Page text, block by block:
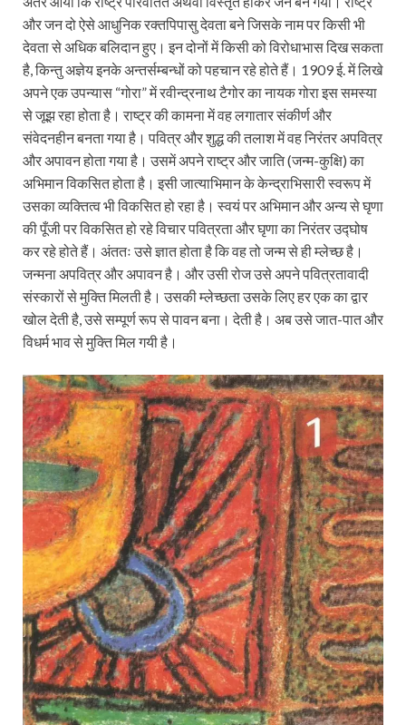
और जन दो ऐसे आधुनिक रक्तपिपासु देवता बने जिसके नाम पर किसी भी
देवता से अधिक बलिदान हुए। इन दोनों में किसी को विरोधाभास दिख सकता
है, किन्तु अज्ञेय इनके अन्तर्सम्बन्धों को पहचान रहे होते हैं। 1909 ई. में लिखे
अपने एक उपन्यास “गोरा” में रवीन्द्रनाथ टैगोर का नायक गोरा इस समस्या
से जूझ रहा होता है। राष्ट्र की कामना में वह लगातार संकीर्ण और
संवेदनहीन बनता गया है। पवित्र और शुद्ध की तलाश में वह निरंतर अपवित्र
और अपावन होता गया है। उसमें अपने राष्ट्र और जाति (जन्म-कुक्षि) का
अभिमान विकसित होता है। इसी जात्याभिमान के केन्द्राभिसारी स्वरूप में
उसका व्यक्तित्व भी विकसित हो रहा है। स्वयं पर अभिमान और अन्य से घृणा
की पूँजी पर विकसित हो रहे विचार पवित्रता और घृणा का निरंतर उद्घोष
कर रहे होते हैं। अंततः उसे ज्ञात होता है कि वह तो जन्म से ही म्लेच्छ है।
जन्मना अपवित्र और अपावन है। और उसी रोज उसे अपने पवित्रतावादी
संस्कारों से मुक्ति मिलती है। उसकी म्लेच्छता उसके लिए हर एक का द्वार
खोल देती है, उसे सम्पूर्ण रूप से पावन बना। देती है। अब उसे जात-पात और
विधर्म भाव से मुक्ति मिल गयी है।